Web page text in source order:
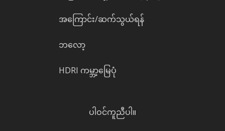
အကြောင်း/ဆက်သွယ်ရန်
ဘလော့
HDRI ကမ္ဘာ့မြေပုံ
ပါဝင်ကူညီပါ။